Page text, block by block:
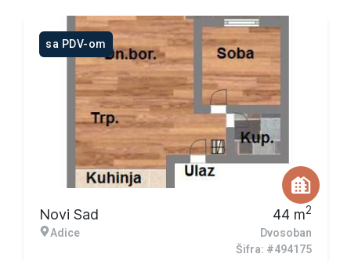
sa PDV-om
Novi Sad
Adice
44 m2
Dvosoban
Šifra: #494175